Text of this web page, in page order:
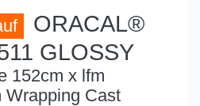
ORACAL®
GLOSSY
152cm x lfm
Wrapping Cast